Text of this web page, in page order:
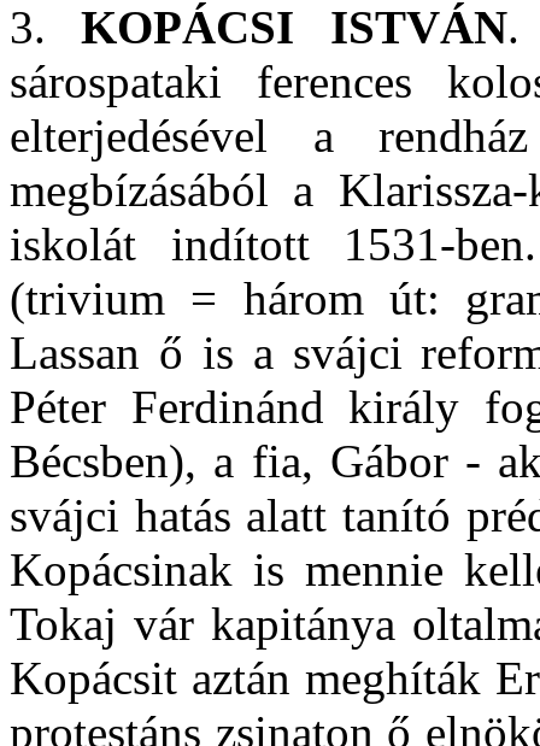
3.KOPÁCSI ISTVÁN.
sárospataki ferences
elterjedésével a
megbízásából a
iskolát indított 1531-
(trivium = három út:
Lassan ő is a svájci
Péter Ferdinánd király
Bécsben), a fia, Gábor -
svájci hatás alatt tanító
Kopácsinak is mennie
Tokaj vár kapitánya
Kopácsit aztán meghíták
protestáns zsinaton ő